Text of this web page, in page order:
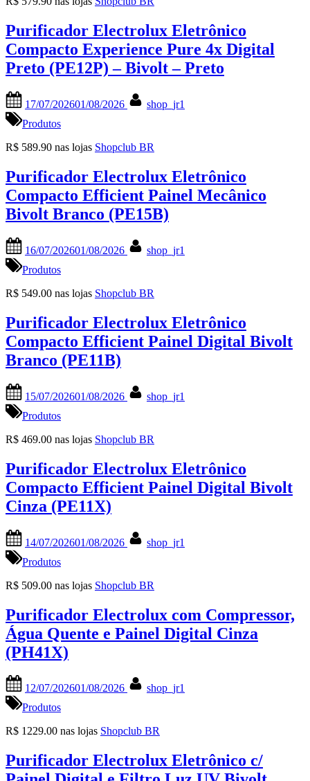
Purificador Electrolux Eletrônico
Compacto Experience Pure 4x Digital
Preto (PE12P) – Bivolt – Preto
on
17/07/202601/08/2026
shop_jr1
Produtos
R$ 589.90 nas lojas Shopclub BR
Purificador Electrolux Eletrônico
Compacto Efficient Painel Mecânico
Bivolt Branco (PE15B)
on
16/07/202601/08/2026
shop_jr1
Produtos
R$ 549.00 nas lojas Shopclub BR
Purificador Electrolux Eletrônico
Compacto Efficient Painel Digital Bivolt
Branco (PE11B)
on
15/07/202601/08/2026
shop_jr1
Produtos
R$ 469.00 nas lojas Shopclub BR
Purificador Electrolux Eletrônico
Compacto Efficient Painel Digital Bivolt
Cinza (PE11X)
on
14/07/202601/08/2026
shop_jr1
Produtos
R$ 509.00 nas lojas Shopclub BR
Purificador Electrolux com Compressor,
Água Quente e Painel Digital Cinza
(PH41X)
on
12/07/202601/08/2026
shop_jr1
Produtos
R$ 1229.00 nas lojas Shopclub BR
Purificador Electrolux Eletrônico c/